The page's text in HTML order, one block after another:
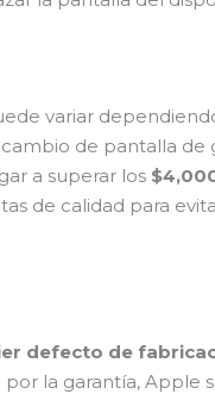
variar
de pantalla
a superar los
de calidad para
defecto de
la garantía, Apple